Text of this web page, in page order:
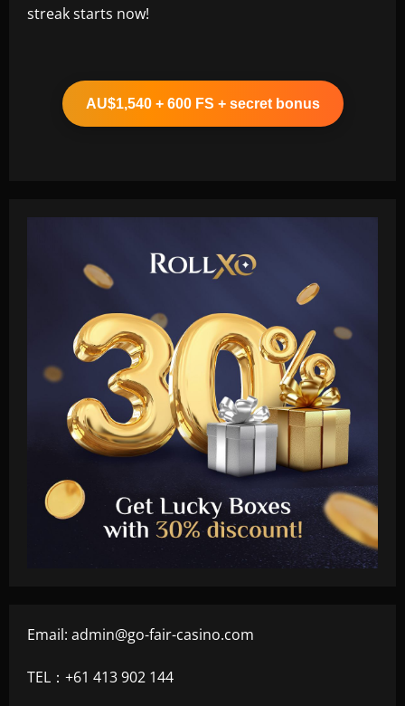
streak starts now!
AU$1,540 + 600 FS + secret bonus
Email: admin@go-fair-casino.com
TEL：+61 413 902 144